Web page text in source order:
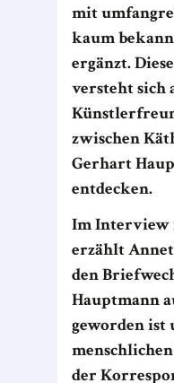
mit
kaum
ergänzt.
versteht sich
zwischen
Gerhart
entdecken.
Im Interview
erzählt
den
Hauptmann
geworden ist
der